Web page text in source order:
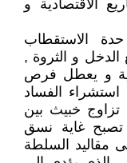
الاقتصادية و
الاستقطاب
الدخل و الثروة ,
و يعطل فرص
الفساد
خبيث بين
تصبح غاية نسق
مقاليد السلطة